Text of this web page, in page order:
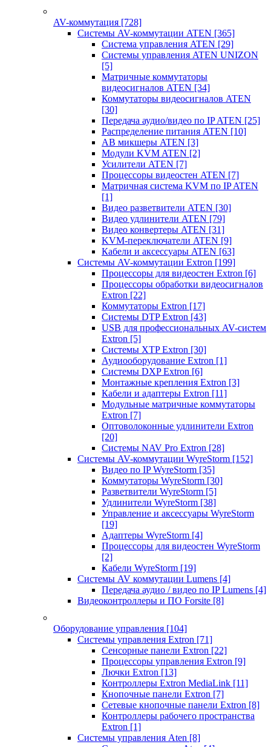
AV-коммутация [728]
Системы AV-коммутации ATEN [365]
Система управления ATEN [29]
Системы управления ATEN UNIZON
[5]
Матричные коммутаторы
видеосигналов ATEN [34]
Коммутаторы видеосигналов ATEN
[30]
Передача аудио/видео по IP ATEN [25]
Распределение питания ATEN [10]
АВ микшеры ATEN [3]
Модули KVM ATEN [2]
Усилители ATEN [7]
Процессоры видеостен ATEN [7]
Матричная система KVM по IP ATEN
[1]
Видео разветвители ATEN [30]
Видео удлинители ATEN [79]
Видео конвертеры ATEN [31]
KVM-переключатели ATEN [9]
Кабели и аксессуары ATEN [63]
Системы AV-коммутации Extron [199]
Процессоры для видеостен Extron [6]
Процессоры обработки видеосигналов
Extron [22]
Коммутаторы Extron [17]
Системы DTP Extron [43]
USB для профессиональных AV-систем
Extron [5]
Системы XTP Extron [30]
Аудиооборудование Extron [1]
Системы DXP Extron [6]
Монтажные крепления Extron [3]
Кабели и адаптеры Extron [11]
Модульные матричные коммутаторы
Extron [7]
Оптоволоконные удлинители Extron
[20]
Системы NAV Pro Extron [28]
Системы AV-коммутации WyreStorm [152]
Видео по IP WyreStorm [35]
Коммутаторы WyreStorm [30]
Разветвители WyreStorm [5]
Удлинители WyreStorm [38]
Управление и аксессуары WyreStorm
[19]
Адаптеры WyreStorm [4]
Процессоры для видеостен WyreStorm
[2]
Кабели WyreStorm [19]
Системы AV коммутации Lumens [4]
Передача аудио / видео по IP Lumens [4]
Видеоконтроллеры и ПО Forsite [8]
Оборудование управления [104]
Системы управления Extron [71]
Сенсорные панели Extron [22]
Процессоры управления Extron [9]
Лючки Extron [13]
Контроллеры Extron MediaLink [11]
Кнопочные панели Extron [7]
Сетевые кнопочные панели Extron [8]
Контроллеры рабочего пространства
Extron [1]
Системы управления Aten [8]